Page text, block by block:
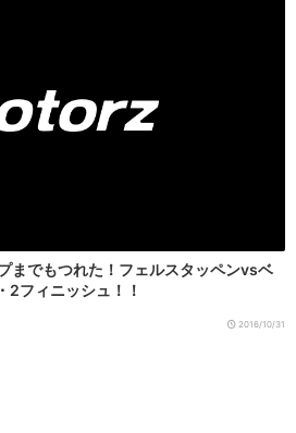
までもつれた！フェルスタッペンvsベ
2フィニッシュ！！
2016/10/31